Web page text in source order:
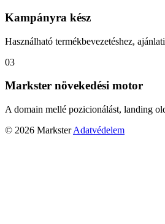
Kampányra kész
Használható termékbevezetéshez,
03
Markster növekedési motor
A domain mellé pozicionálást, landing
© 2026 Markster Adatvédelem